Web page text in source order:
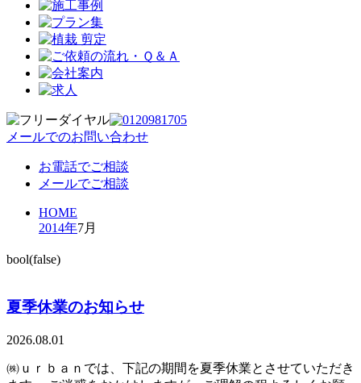
メールでのお問い合わせ
お電話でご相談
メールでご相談
HOME
2014年7月
bool(false)
夏季休業のお知らせ
2026.08.01
㈱ｕｒｂａｎでは、下記の期間を夏季休業とさせていただき